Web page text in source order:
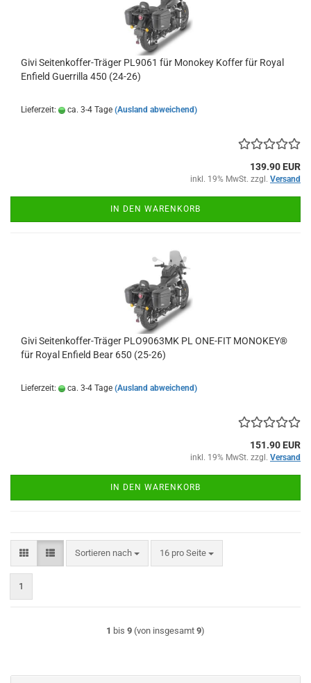
Givi Seitenkoffer-Träger PL9061 für Monokey Koffer für Royal
Enfield Guerrilla 450 (24-26)
Lieferzeit: ca. 3-4 Tage (Ausland abweichend)
139.90 EUR
inkl. 19% MwSt. zzgl. Versand
IN DEN WARENKORB
Givi Seitenkoffer-Träger PLO9063MK PL ONE-FIT MONOKEY®
für Royal Enfield Bear 650 (25-26)
Lieferzeit: ca. 3-4 Tage (Ausland abweichend)
151.90 EUR
inkl. 19% MwSt. zzgl. Versand
IN DEN WARENKORB
Sortieren nach
Sortieren nach 16 pro Seite
pro Seite
1
1 bis 9 (von insgesamt 9)